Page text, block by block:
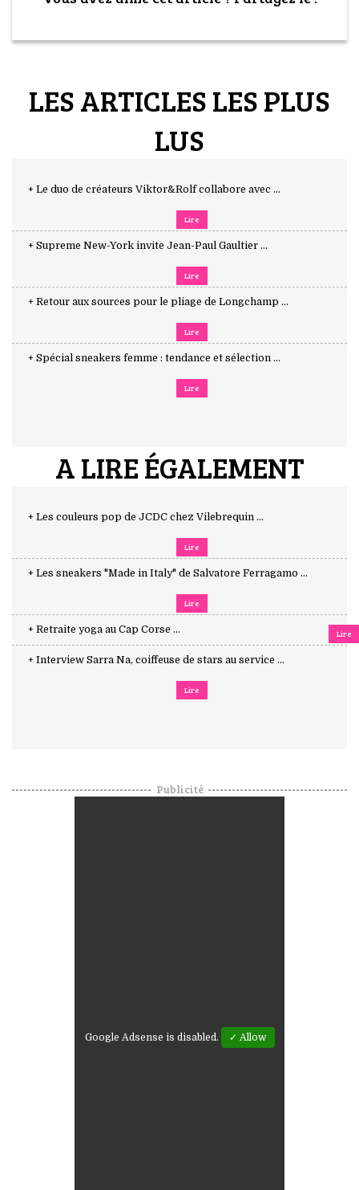
LES ARTICLES LES PLUS
LUS
+ Le duo de créateurs Viktor&Rolf collabore avec ...
Lire
+ Supreme New-York invite Jean-Paul Gaultier ...
Lire
+ Retour aux sources pour le pliage de Longchamp ...
Lire
+ Spécial sneakers femme : tendance et sélection ...
Lire
A LIRE ÉGALEMENT
+ Les couleurs pop de JCDC chez Vilebrequin ...
Lire
+ Les sneakers "Made in Italy" de Salvatore Ferragamo ...
Lire
+ Retraite yoga au Cap Corse ... Lire
+ Interview Sarra Na, coiffeuse de stars au service ...
Lire
Publicité
Google Adsense is disabled. ✓ Allow